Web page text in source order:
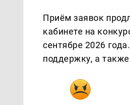
Приём заявок
кабинете на
сентябре 2026
поддержку, а